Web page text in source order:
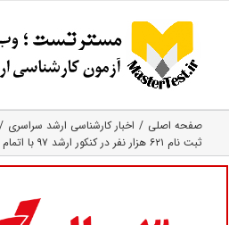
content
صفحه اصلی
اخبار کارشناسی ارشد سراسری
ثبت نام ۶۲۱ هزار نفر در کنکور ارشد ۹۷ با اتمام مهلت ثبت نام